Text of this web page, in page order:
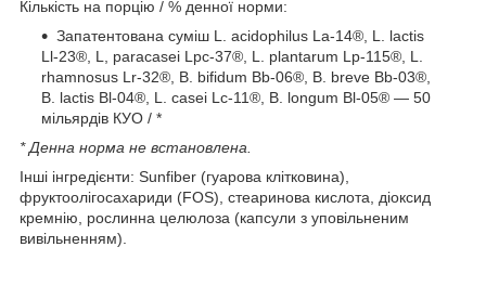
Кількість на порцію / % денної норми:
Запатентована суміш L. acidophilus La-14®, L. lactis
Ll-23®, L, paracasei Lpc-37®, L. plantarum Lp-115®, L.
rhamnosus Lr-32®, B. bifidum Bb-06®, B. breve Bb-03®,
B. lactis Bl-04®, L. casei Lc-11®, B. longum Bl-05® — 50
мільярдів КУО / *
* Денна норма не встановлена.
Інші інгредієнти: Sunfiber (гуарова клітковина),
фруктоолігосахариди (FOS), стеаринова кислота, діоксид
кремнію, рослинна целюлоза (капсули з уповільненим
вивільненням).